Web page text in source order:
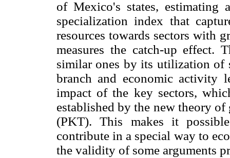
of Mexico's states, estimating
specialization index that
resources towards sectors with
measures the catch-up effect.
similar ones by its utilization of
branch and economic activity
impact of the key sectors,
established by the new theory
(PKT). This makes it
contribute in a special way to
the validity of some arguments